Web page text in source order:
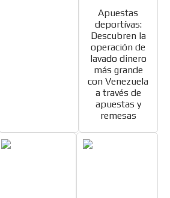
Apuestas
deportívas:
Descubren la
operación de
lavado dinero
más grande
con Venezuela
a través de
apuestas y
remesas